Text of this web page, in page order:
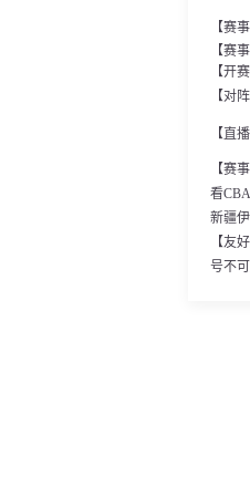
【赛
【赛
【开
【对
【直
【赛
看
新疆
【友
号不